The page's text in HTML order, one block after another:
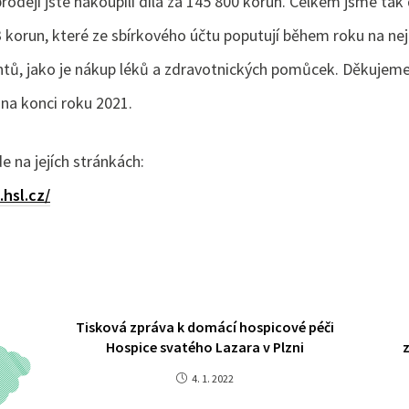
korun, které ze sbírkového účtu poputují během roku na
jako je nákup léků a zdravotnických pomůcek.
konci roku 2021.
na jejích stránkách:
Tisková zpráva k domácí hospicové péči
Hospice svatého Lazara v Plzni
4. 1. 2022